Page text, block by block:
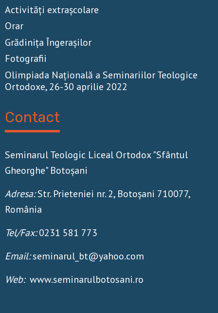
Activităţi extrașcolare
Orar
Grădinița Îngerașilor
Fotografii
Olimpiada Națională a Seminariilor Teologice
Ortodoxe, 26-30 aprilie 2022
Contact
Seminarul Teologic Liceal Ortodox "Sfântul
Gheorghe" Botoșani
Adresa:Str. Prieteniei nr. 2, Botoșani 710077,
România
Tel/Fax:0231 581 773
Email:seminarul_bt@yahoo.com
Web: www.seminarulbotosani.ro